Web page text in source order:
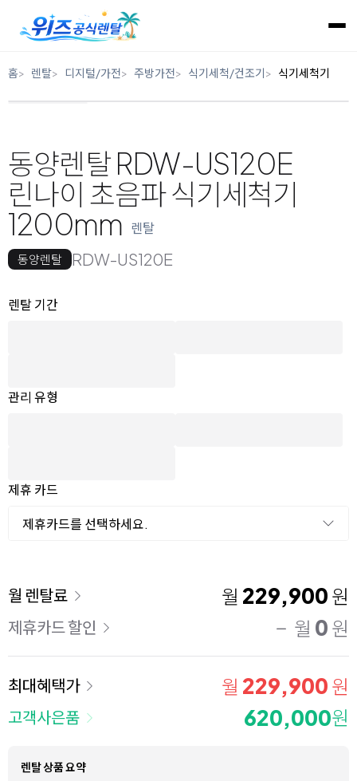
홈 렌탈 디지털/가전 주방가전 식기세척/건조기 식기세척기
동양렌탈 RDW-US120E
린나이 초음파 식기세척기
1200mm 렌탈
동양렌탈 RDW-US120E
옵션 선택
렌탈 선택
렌탈 기간
관리 유형
제휴 카드
제휴카드를 선택하세요.
이용 요금
월 렌탈료 월 229,900 원
제휴카드 할인 월 0 원
최대혜택가 월 229,900 원
고객사은품 620,000원
렌탈 상품 요약